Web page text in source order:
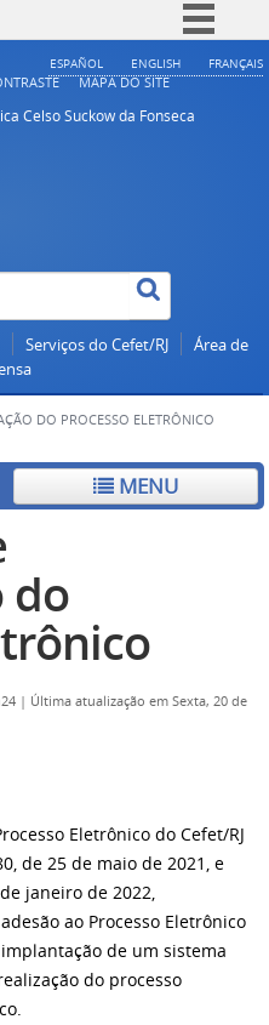
Simplifique!
ESPAÑOL ENGLISH FRANÇAIS
MAPA DO SITE
Celso Suckow da Fonseca
Serviços do Cefet/RJ
Área de
DO PROCESSO ELETRÔNICO
MENU
do
| Última atualização em Sexta, 20 de
Eletrônico do Cefet/RJ
de 25 de maio de 2021, e
janeiro de 2022,
ao Processo Eletrônico
de um sistema
do processo